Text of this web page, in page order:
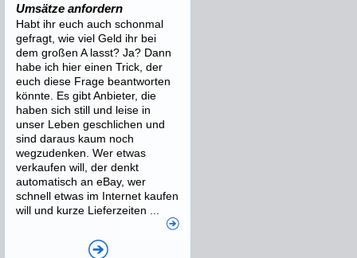
Umsätze anfordern
Habt ihr euch auch schonmal
gefragt, wie viel Geld ihr bei
dem großen A lasst? Ja? Dann
habe ich hier einen Trick, der
euch diese Frage beantworten
könnte. Es gibt Anbieter, die
haben sich still und leise in
unser Leben geschlichen und
sind daraus kaum noch
wegzudenken. Wer etwas
verkaufen will, der denkt
automatisch an eBay, wer
schnell etwas im Internet kaufen
will und kurze Lieferzeiten ...